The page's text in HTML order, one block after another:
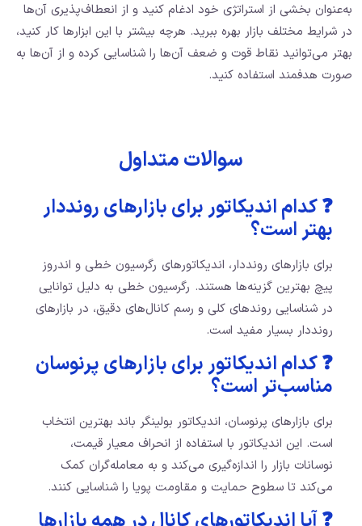
به‌عنوان بخشی از استراتژی خود ادغام کنید و از انعطاف‌پذیری آن‌ها
در شرایط مختلف بازار بهره ببرید. هرچه بیشتر با این ابزارها کار کنید،
بهتر می‌توانید نقاط قوت و ضعف آن‌ها را شناسایی کرده و از آن‌ها به
‌صورت هدفمند استفاده کنید.
سوالات متداول
❓ کدام اندیکاتور برای بازارهای رونددار
بهتر است؟
برای بازارهای رونددار، اندیکاتورهای رگرسیون خطی و اندروز
پیچ بهترین گزینه‌ها هستند. رگرسیون خطی به دلیل توانایی
در شناسایی روندهای کلی و رسم کانال‌های دقیق، در بازارهای
رونددار بسیار مفید است.
❓ کدام اندیکاتور برای بازارهای پرنوسان
مناسب‌تر است؟
برای بازارهای پرنوسان، اندیکاتور بولینگر باند بهترین انتخاب
است. این اندیکاتور با استفاده از انحراف معیار قیمت،
نوسانات بازار را اندازه‌گیری می‌کند و به معامله‌گران کمک
می‌کند تا سطوح حمایت و مقاومت پویا را شناسایی کنند.